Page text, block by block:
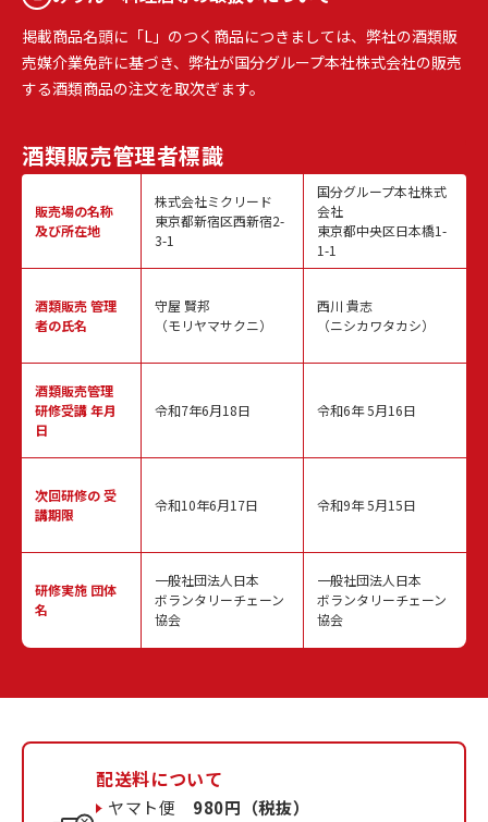
掲載商品名頭に「L」のつく商品につきましては、弊社の酒類販
売媒介業免許に基づき、弊社が国分グループ本社株式会社の販売
する酒類商品の注文を取次ぎます。
酒類販売管理者標識
販売場の名称
及び所在地
酒類販売管理
者の氏名
酒類販売管理
研修受講 年月
日
次回研修の受
講期限
研修実施 団体
名
株式会社ミクリード
東京都新宿区西新宿2-
3-1
守屋 賢邦
（モリヤマサクニ）
令和7年6月18日
令和10年6月17日
一般社団法人日本
ボランタリーチェーン
協会
国分グループ本社株式
会社
東京都中央区日本橋1-
1-1
西川 貴志
（ニシカワタカシ）
令和6年 5月16日
令和9年 5月15日
一般社団法人日本
ボランタリーチェーン
協会
配送料について
ヤマト便 980円（税抜）